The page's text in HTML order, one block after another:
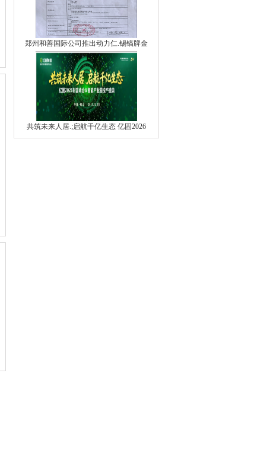
郑州和善国际公司推出动力仁.锡镐牌金
共筑未来人居.;启航千亿生态 亿固2026